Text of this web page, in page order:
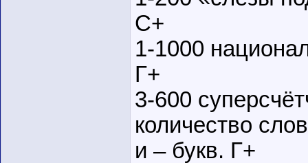
С+
1-1000
Г+
3-600
количество
и – букв. Г+